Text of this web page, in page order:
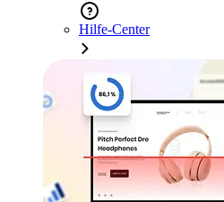
Hilfe-Center